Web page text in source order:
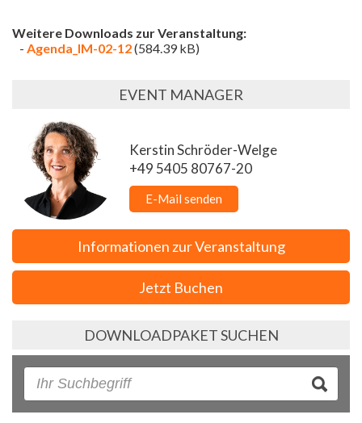
Weitere Downloads zur Veranstaltung:
- Agenda_IM-02-12(584.39 kB)
EVENT MANAGER
Kerstin Schröder-Welge
+49 5405 80767-20
E-Mail senden
Informationen zur Veranstaltung
Jetzt Buchen
DOWNLOADPAKET SUCHEN